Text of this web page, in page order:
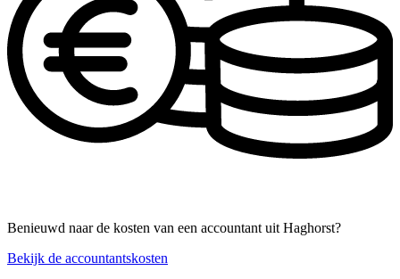
Benieuwd naar de kosten van een accountant uit Haghorst?
Bekijk de accountantskosten